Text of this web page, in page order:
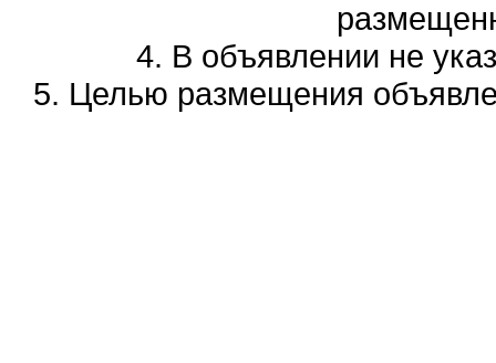
4. В объявлении не
5. Целью размещения